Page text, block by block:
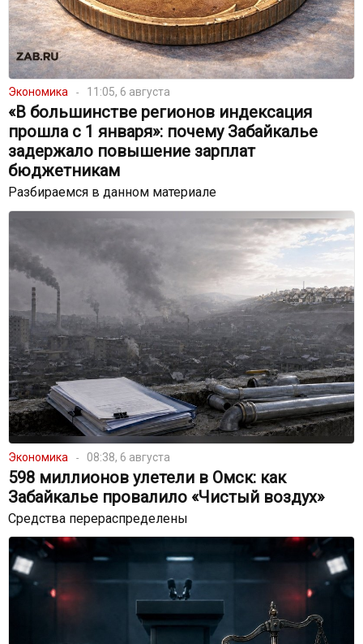
Экономика 11:05, 6 августа
«В большинстве регионов индексация
прошла с 1 января»: почему Забайкалье
задержало повышение зарплат
бюджетникам
Разбираемся в данном материале
Экономика 08:38, 6 августа
598 миллионов улетели в Омск: как
Забайкалье провалило «Чистый воздух»
Средства перераспределены